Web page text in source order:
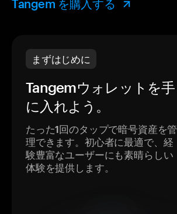
Tangem を購入する
まずはじめに
Tangemウォレットを手
に入れよう。
たった1回のタップで暗号資産を管
理できます。初心者に最適で、経
験豊富なユーザーにも素晴らしい
体験を提供します。